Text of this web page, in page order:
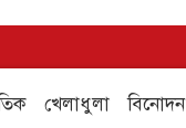
খেলাধুলা বিনোদন